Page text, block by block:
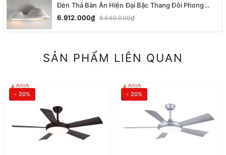
Đèn Thả Bàn Ăn Hiện Đại Bậc Thang Đôi Phong
Cách Nhật Bản Wabi-sabi DC-T078A
6.912.000₫ 8.640.000₫
SẢN PHẨM LIÊN QUAN
- 20% - 20%